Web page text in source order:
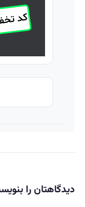
دیدگاهتان را